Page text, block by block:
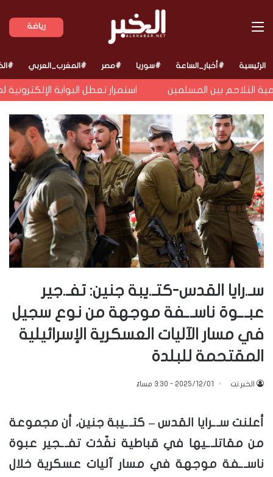
رياضة القائمة
الرئيسية #أخبار_الساعة #سوريا #مصر #المغرب_العربي
بين المسلمين استمرار تعطل البوابة
سـ.رايا القدس-كتـ.يبة جنين: تفـ.جير
عبـ.ـوة ناسـ.ـفة موجهة من نوع سجيل
في مسار الآليات العسكرية الإسرائيلية
المقتحمة للبلدة
الخبر.نت 2025/12/01 - 3:30 مساءً
أعلنت سـ.ـرايا القدس – كتـ.ـيبة جنين، أن مجموعة
من مقاتلـ.ـيها في قباطية نفّذت تفـ.ـجير عبوة
ناسـ.ـفة موجهة في مسار آليات عسكرية خلال